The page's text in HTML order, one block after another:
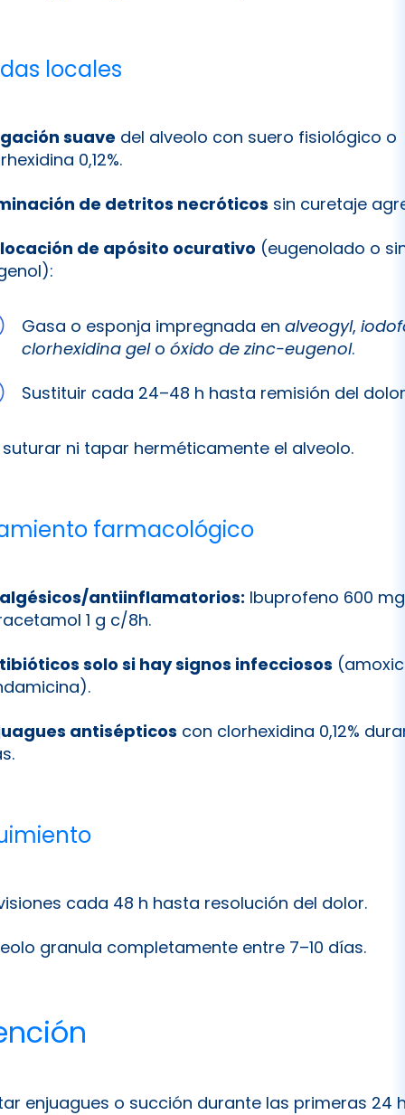
locales
suave del alveolo con suero fisiológico o
0,12%.
de detritos necróticos sin curetaje
de apósito ocurativo (eugenolado o
Gasa o esponja impregnada en alveogyl,
clorhexidina gelo óxido de zinc-eugenol.
Sustituir cada 24–48 h hasta remisión del
suturar ni tapar herméticamente el alveolo.
farmacológico
antiinflamatorios: Ibuprofeno 600
1 g c/8h.
solo si hay signos infecciosos
antisépticos con clorhexidina 0,12%
cada 48 h hasta resolución del dolor.
granula completamente entre 7–10 días.
enjuagues o succión durante las primeras 24